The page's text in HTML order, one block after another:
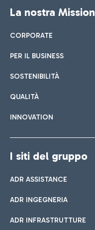
La nostra Mission
CORPORATE
PER IL BUSINESS
SOSTENIBILITÀ
QUALITÀ
INNOVATION
I siti del gruppo
ADR ASSISTANCE
ADR INGEGNERIA
ADR INFRASTRUTTURE